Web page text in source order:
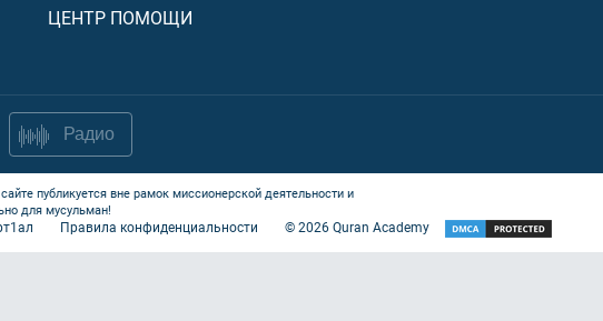
ЦЕНТР ПОМОЩИ
Радио
публикуется вне рамок миссионерской деятельности и
для мусульман!
Правила конфиденциальности ©2026Quran Academy